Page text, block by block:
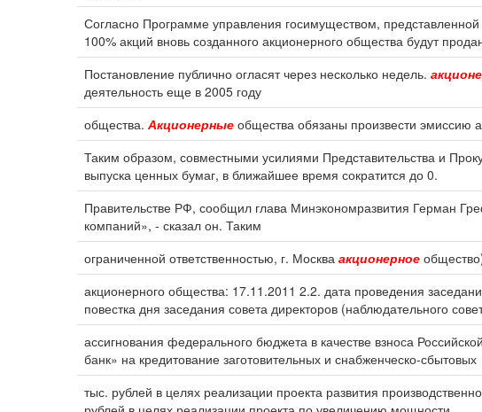
Согласно Программе управления госимуществом,
100% акций вновь созданного акционерного общества будут
Постановление публично огласят через несколько недель.
деятельность еще в 2005 году
общества. Акционерные общества обязаны произвести эмиссию
Таким образом, совместными усилиями Представительства и
выпуска ценных бумаг, в ближайшее время сократится до 0.
Правительстве РФ, сообщил глава Минэкономразвития Герман
компаний», - сказал он. Таким
ограниченной ответственностью, г. Москва акционерное
акционерного общества: 17.11.2011 2.2. дата проведения
повестка дня заседания совета директоров (наблюдательного
ассигнования федерального бюджета в качестве взноса
банк» на кредитование заготовительных и снабженческо-сбытовых
тыс. рублей в целях реализации проекта развития